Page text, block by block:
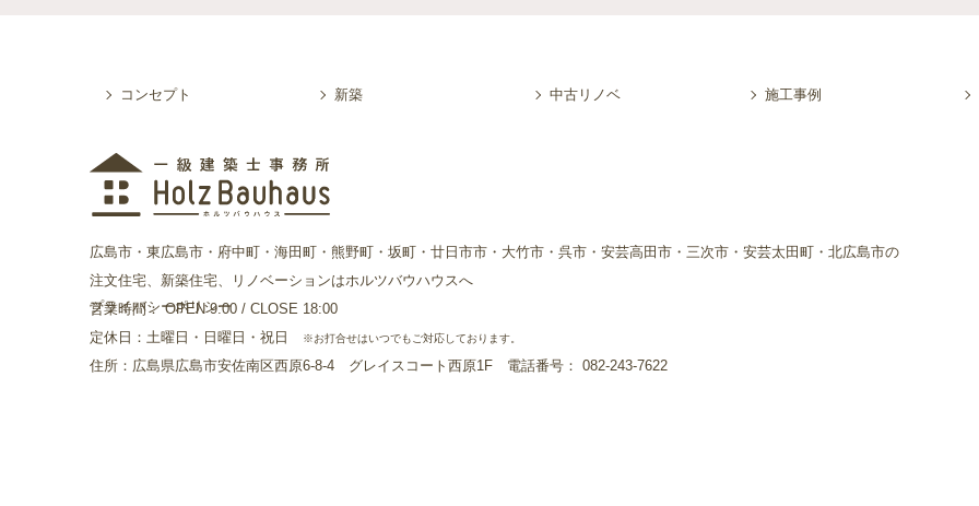
コンセプト 新築 中古リノベ 施工事例
広島市・東広島市・府中町・海田町・熊野町・坂町・廿日市市・大竹市・呉市・安芸高田市・三次市・安芸太田町・北広島市の
注文住宅、新築住宅、リノベーションはホルツバウハウスへ
営業時間： OPEN 9:00 / CLOSE 18:00
定休日：土曜日・日曜日・祝日
※お打合せはいつでもご対応しております。
住所：広島県広島市安佐南区西原6-8-4 グレイスコート西原1F 電話番号： 082-243-7622
プライバシーポリシー